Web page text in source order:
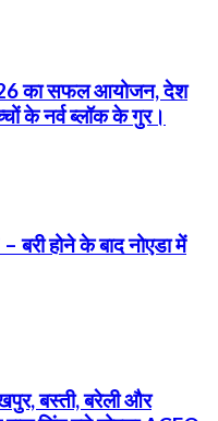
का सफल आयोजन, देश
के नर्व ब्लॉक के गुर।
बरी होने के बाद नोएडा में
बस्ती, बरेली और